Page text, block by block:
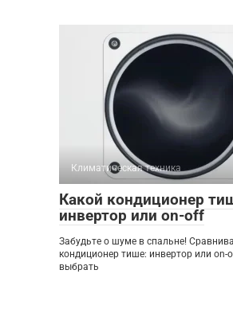
Климатическая техника
Какой кондиционер
инвертор или on-off
Забудьте о шуме в спальне!
кондиционер тише: инвертор или
выбрать